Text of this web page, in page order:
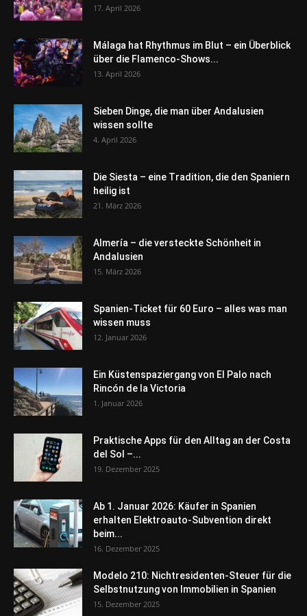
17. April 2026
Málaga hat Rhythmus im Blut – ein Überblick
über die Flamenco-Shows...
13. April 2026
Sieben Dinge, die man über Andalusien
wissen sollte
4. April 2026
Die Siesta – eine Tradition, die den Spaniern
heilig ist
21. März 2026
Almería – die versteckte Schönheit in
Andalusien
15. März 2026
Spanien-Ticket für 60 Euro – alles was man
wissen muss
12. Januar 2026
Ein Küstenspaziergang von El Palo nach
Rincón de la Victoria
1. Januar 2026
Praktische Apps für den Alltag an der Costa
del Sol –...
19. Dezember 2025
Ab 1. Januar 2026: Käufer in Spanien
erhalten Elektroauto-Subvention direkt
beim...
16. Dezember 2025
Modelo 210: Nichtresidenten-Steuer für die
Selbstnutzung von Immobilien in Spanien
15. Dezember 2025